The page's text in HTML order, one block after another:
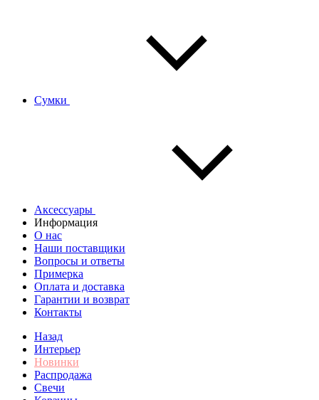
Сумки
Аксессуары
Информация
О нас
Наши поставщики
Вопросы и ответы
Примерка
Оплата и доставка
Гарантии и возврат
Контакты
Назад
Интерьер
Новинки
Распродажа
Свечи